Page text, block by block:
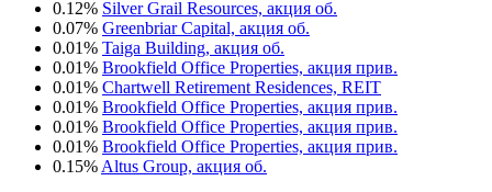
0.12% Silver Grail Resources, акция об.
0.07% Greenbriar Capital, акция об.
0.01% Taiga Building, акция об.
0.01% Brookfield Office Properties, акция прив.
0.01% Chartwell Retirement Residences, REIT
0.01% Brookfield Office Properties, акция прив.
0.01% Brookfield Office Properties, акция прив.
0.01% Brookfield Office Properties, акция прив.
0.15% Altus Group, акция об.